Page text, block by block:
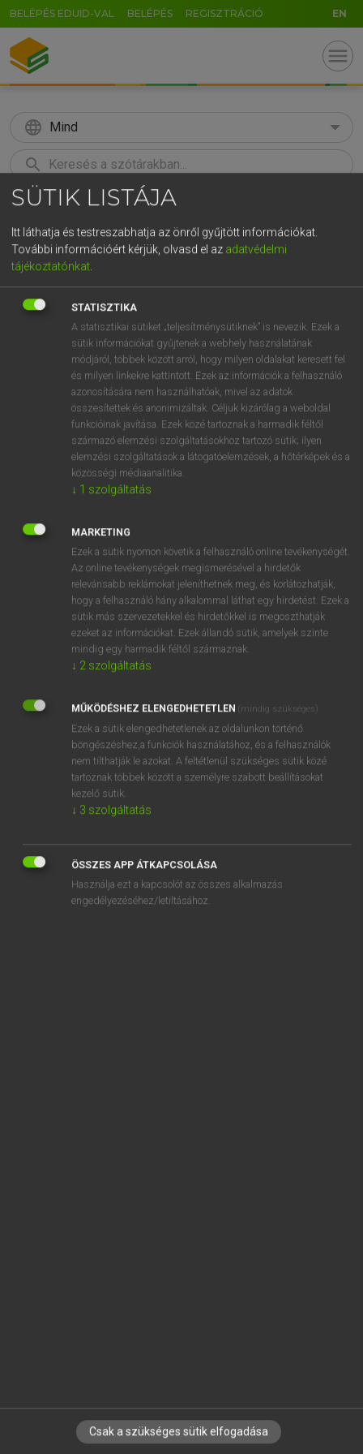
BELÉPÉS EDUID-VAL BELÉPÉS REGISZTRÁCIÓ EN
menu
language Mind
search
KERESÉS
Európai uniós terminológiai szótár
VAN ELŐFIZETÉSED?
Van előfizetésem a teljes szócikk megtekintéséhez.
BELÉPÉS
NINCS ELŐFIZETÉSED?
Nincs regisztrációm és előfizetésem. A szótár 2 órás,
díjmentes próbaverziójának elindításához regisztrálok és
belépek.
REGISZTRÁCIÓ
EURÓPAI UNIÓS TERMINOLÓGIAI SZÓTÁR
Kapcsolódó anyagok
régime public d’assurance-maladie
régimes à prestations définies
régimes complémentaires de prévoyance professionnels
IRATKOZZ FEL HÍRLEVELÜNKRE!
SÜTIK LISTÁJA
Itt láthatja és testreszabhatja az önről gyűjtött információkat.
További információért kérjük, olvasd el az adatvédelmi
tájékoztatónkat.
STATISZTIKA
A statisztikai sütiket „teljesítménysütiknek” is nevezik. Ezek a
sütik információkat gyűjtenek a webhely használatának
módjáról, többek között arról, hogy milyen oldalakat keresett fel
és milyen linkekre kattintott. Ezek az információk a felhasználó
azonosítására nem használhatóak, mivel az adatok
összesítettek és anonimizáltak. Céljuk kizárólag a weboldal
funkcióinak javítása. Ezek közé tartoznak a harmadik féltől
származó elemzési szolgáltatásokhoz tartozó sütik; ilyen
elemzési szolgáltatások a látogatóelemzések, a hőtérképek és a
közösségi médiaanalitika.
↓ 1 szolgáltatás
MARKETING
Ezek a sütik nyomon követik a felhasználó online tevékenységét.
Az online tevékenységek megismerésével a hirdetők
relevánsabb reklámokat jeleníthetnek meg, és korlátozhatják,
hogy a felhasználó hány alkalommal láthat egy hirdetést. Ezek a
sütik más szervezetekkel és hirdetőkkel is megoszthatják
ezeket az információkat. Ezek állandó sütik, amelyek szinte
mindig egy harmadik féltől származnak.
↓ 2 szolgáltatás
MŰKÖDÉSHEZ ELENGEDHETETLEN (mindig szükséges)
Ezek a sütik elengedhetetlenek az oldalunkon történő
böngészéshez,a funkciók használatához, és a felhasználók
nem tilthatják le azokat. A feltétlenül szükséges sütik közé
tartoznak többek között a személyre szabott beállításokat
kezelő sütik.
↓ 3 szolgáltatás
ÖSSZES APP ÁTKAPCSOLÁSA
Használja ezt a kapcsolót az összes alkalmazás
engedélyezéséhez/letiltásához.
Csak a szükséges sütik elfogadása
GR
t z u i o p
g h j k l é á ű Ω
n m , . AltGr